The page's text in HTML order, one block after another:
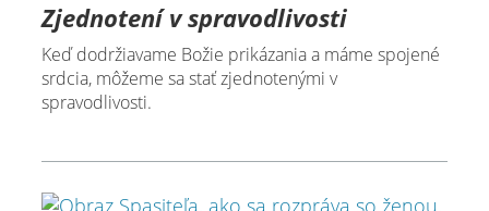
Zjednotení v spravodlivosti
Keď dodržiavame Božie prikázania a máme spojené
srdcia, môžeme sa stať zjednotenými v
spravodlivosti.